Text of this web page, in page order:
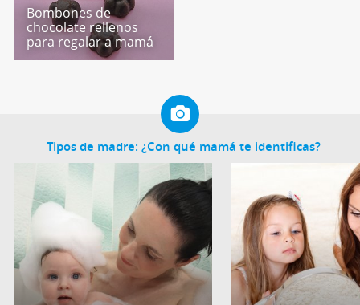
Bombones de
chocolate rellenos
para regalar a mamá
Tipos de madre: ¿Con qué mamá te identificas?